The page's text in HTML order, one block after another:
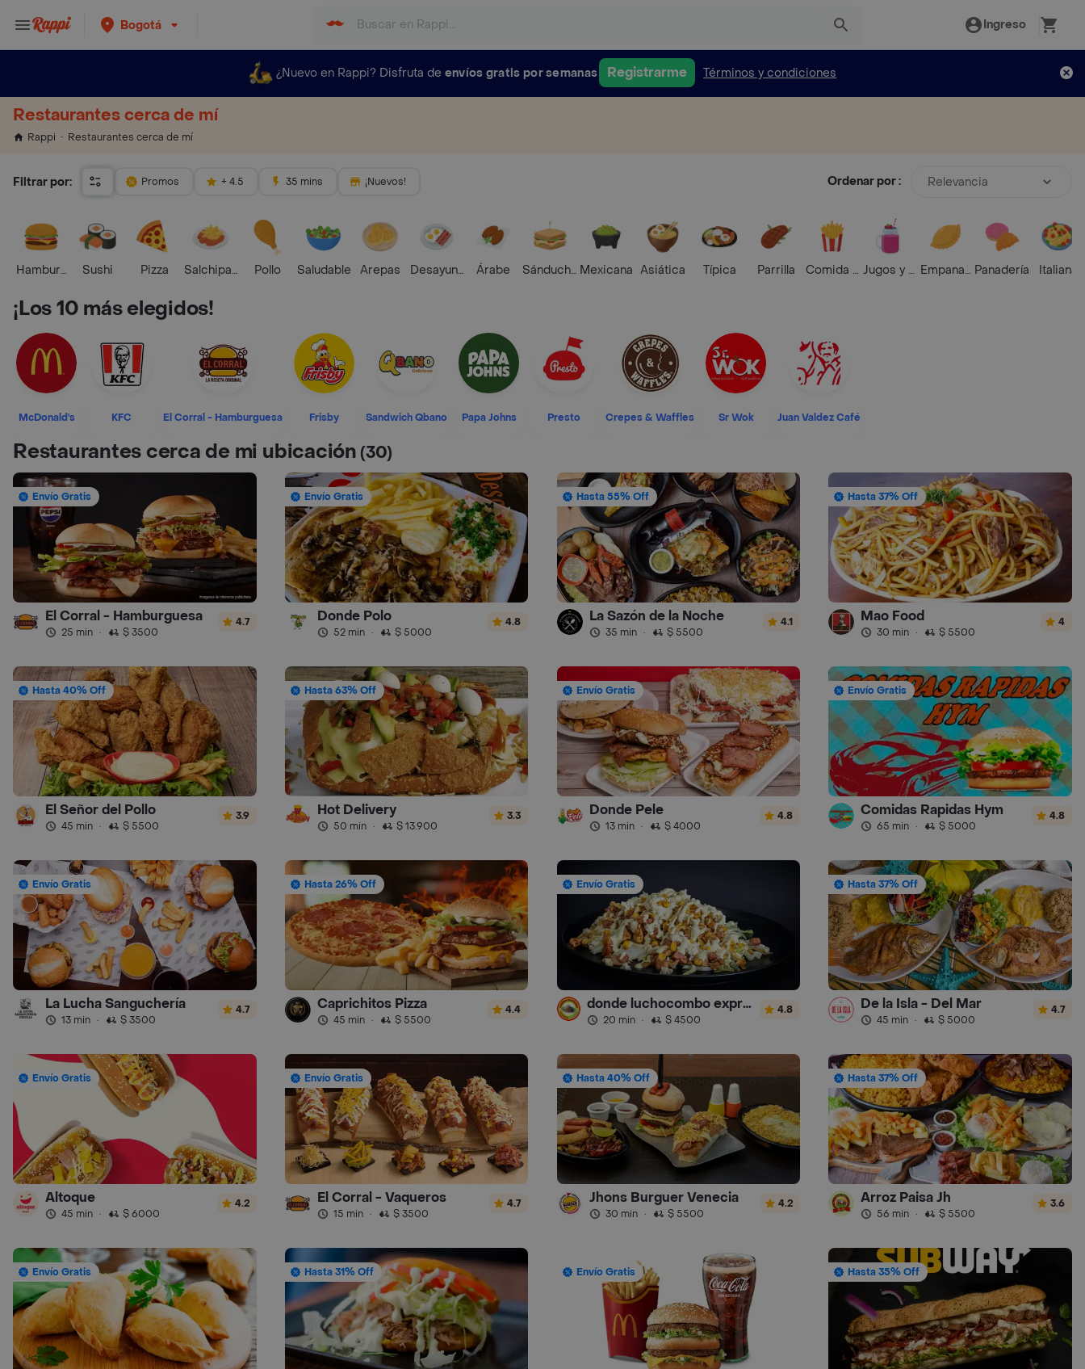
Bogotá Ingreso
¿Nuevo en Rappi? Disfruta de envíos gratis por semanas Registrarme Términos y condiciones
Restaurantes cerca de mí
Rappi Restaurantes cerca de mí
Filtrar por: Promos + 4.5 35 mins ¡Nuevos! Ordenar por : Relevancia
HamburguesaSushi Pizza Salchipapas Pollo Saludable Arepas Desayunos Árabe SánduchesMexicana Asiática Típica Parrilla Comida RápidaJugos y BatidosEmpanadasPanadería Italiana
¡Los 10 más elegidos!
McDonald's KFC El Corral - Hamburguesa Frisby Sandwich Qbano Papa Johns Presto Crepes & Waffles Sr Wok Juan Valdez Café
Restaurantes cerca de mi ubicación(30)
Envío Gratis
El Corral - Hamburguesa
25 min · $ 3500
4.7
Envío Gratis
Donde Polo
52 min · $ 5000
4.8
Hasta 55% Off
La Sazón de la Noche
35 min · $ 5500
4.1
Hasta 37% Off
Mao Food
30 min · $ 5500
4
Hasta 40% Off
El Señor del Pollo
45 min · $ 5500
3.9
Hasta 63% Off
Hot Delivery
50 min · $ 13.900
3.3
Envío Gratis
Donde Pele
13 min · $ 4000
4.8
Envío Gratis
Comidas Rapidas Hym
65 min · $ 5000
4.8
Envío Gratis
La Lucha Sanguchería
13 min · $ 3500
4.7
Hasta 26% Off
Caprichitos Pizza
45 min · $ 5500
4.4
Envío Gratis
donde luchocombo express
20 min · $ 4500
4.8
Hasta 37% Off
De la Isla - Del Mar
45 min · $ 5000
4.7
Envío Gratis
Altoque
45 min · $ 6000
4.2
Envío Gratis
El Corral - Vaqueros
15 min · $ 3500
4.7
Hasta 40% Off
Jhons Burguer Venecia
30 min · $ 5500
4.2
Hasta 37% Off
Arroz Paisa Jh
56 min · $ 5500
3.6
Envío Gratis Hasta 31% Off Envío Gratis Hasta 35% Off